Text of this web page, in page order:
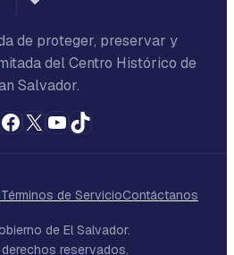
de proteger, preservar y
del Centro Histórico de
Salvador.
Facebook
X YouTube
TikTok
de El Salvador.
reservados.
Términos de ServicioContáctanos